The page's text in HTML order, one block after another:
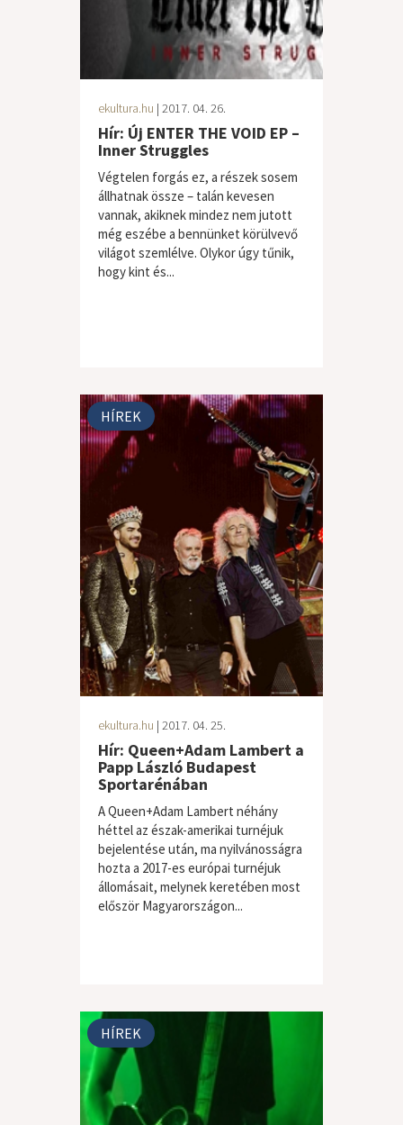
ekultura.hu | 2017. 04. 26.
Hír: Új ENTER THE VOID EP –
Inner Struggles
Végtelen forgás ez, a részek sosem
állhatnak össze – talán kevesen
vannak, akiknek mindez nem jutott
még eszébe a bennünket körülvevő
világot szemlélve. Olykor úgy tűnik,
hogy kint és...
HÍREK
ekultura.hu | 2017. 04. 25.
Hír: Queen+Adam Lambert a
Papp László Budapest
Sportarénában
A Queen+Adam Lambert néhány
héttel az észak-amerikai turnéjuk
bejelentése után, ma nyilvánosságra
hozta a 2017-es európai turnéjuk
állomásait, melynek keretében most
először Magyarországon...
HÍREK